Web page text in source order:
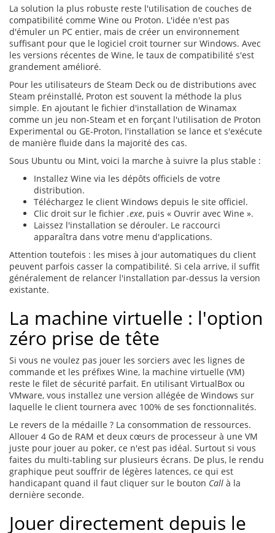
La solution la plus robuste reste l'utilisation de couches de
compatibilité comme Wine ou Proton. L'idée n'est pas
d'émuler un PC entier, mais de créer un environnement
suffisant pour que le logiciel croit tourner sur Windows. Avec
les versions récentes de Wine, le taux de compatibilité s'est
grandement amélioré.
Pour les utilisateurs de Steam Deck ou de distributions avec
Steam préinstallé, Proton est souvent la méthode la plus
simple. En ajoutant le fichier d'installation de Winamax
comme un jeu non-Steam et en forçant l'utilisation de Proton
Experimental ou GE-Proton, l'installation se lance et s'exécute
de manière fluide dans la majorité des cas.
Sous Ubuntu ou Mint, voici la marche à suivre la plus stable :
Installez Wine via les dépôts officiels de votre
distribution.
Téléchargez le client Windows depuis le site officiel.
Clic droit sur le fichier .exe, puis « Ouvrir avec Wine ».
Laissez l'installation se dérouler. Le raccourci
apparaîtra dans votre menu d'applications.
Attention toutefois : les mises à jour automatiques du client
peuvent parfois casser la compatibilité. Si cela arrive, il suffit
généralement de relancer l'installation par-dessus la version
existante.
La machine virtuelle : l'option
zéro prise de tête
Si vous ne voulez pas jouer les sorciers avec les lignes de
commande et les préfixes Wine, la machine virtuelle (VM)
reste le filet de sécurité parfait. En utilisant VirtualBox ou
VMware, vous installez une version allégée de Windows sur
laquelle le client tournera avec 100% de ses fonctionnalités.
Le revers de la médaille ? La consommation de ressources.
Allouer 4 Go de RAM et deux cœurs de processeur à une VM
juste pour jouer au poker, ce n'est pas idéal. Surtout si vous
faites du multi-tabling sur plusieurs écrans. De plus, le rendu
graphique peut souffrir de légères latences, ce qui est
handicapant quand il faut cliquer sur le bouton Call à la
dernière seconde.
Jouer directement depuis le